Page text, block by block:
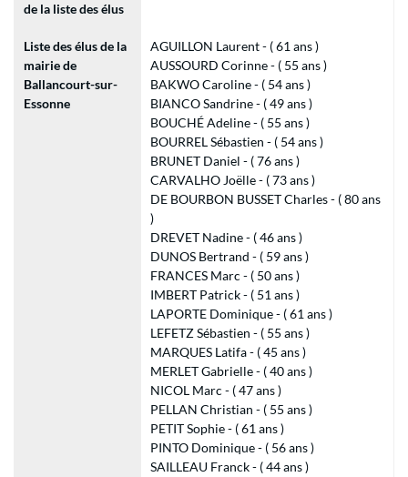
de la liste des élus
Liste des élus de la
mairie de
Ballancourt-sur-
Essonne
AGUILLON Laurent - ( 61 ans )
AUSSOURD Corinne - ( 55 ans )
BAKWO Caroline - ( 54 ans )
BIANCO Sandrine - ( 49 ans )
BOUCHÉ Adeline - ( 55 ans )
BOURREL Sébastien - ( 54 ans )
BRUNET Daniel - ( 76 ans )
CARVALHO Joëlle - ( 73 ans )
DE BOURBON BUSSET Charles - ( 80 ans
)
DREVET Nadine - ( 46 ans )
DUNOS Bertrand - ( 59 ans )
FRANCES Marc - ( 50 ans )
IMBERT Patrick - ( 51 ans )
LAPORTE Dominique - ( 61 ans )
LEFETZ Sébastien - ( 55 ans )
MARQUES Latifa - ( 45 ans )
MERLET Gabrielle - ( 40 ans )
NICOL Marc - ( 47 ans )
PELLAN Christian - ( 55 ans )
PETIT Sophie - ( 61 ans )
PINTO Dominique - ( 56 ans )
SAILLEAU Franck - ( 44 ans )